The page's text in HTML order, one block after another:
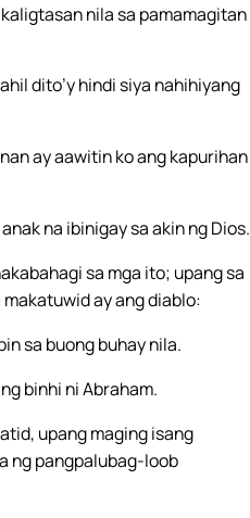
nila sa pamamagitan
dito’y hindi siya nahihiyang
ay aawitin ko ang kapurihan
na ibinigay sa akin ng Dios.
sa mga ito; upang sa
ay ang diablo:
sa buong buhay nila.
binhi ni Abraham.
upang maging isang
ng pangpalubag-loob